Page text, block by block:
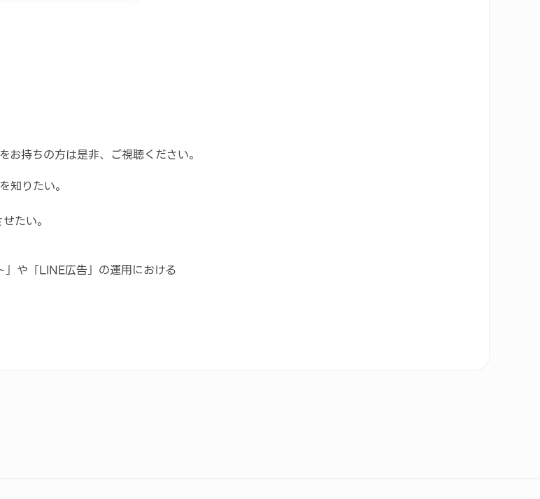
持ちの方は是非、ご視聴ください。
知りたい。
たい。
」や「LINE広告」の運用における